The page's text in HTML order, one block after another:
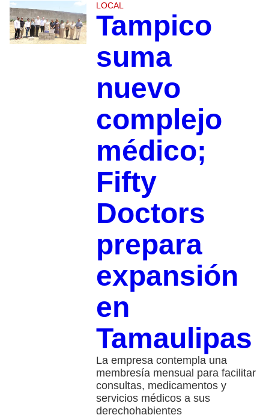
LOCAL
Tampico
suma
nuevo
complejo
médico;
Fifty
Doctors
prepara
expansión
en
Tamaulipas
La empresa contempla una
membresía mensual para facilitar
consultas, medicamentos y
servicios médicos a sus
derechohabientes